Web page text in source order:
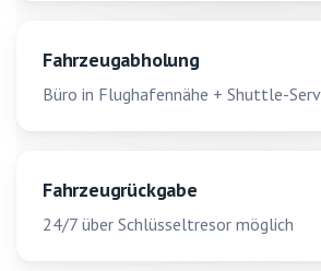
Fahrzeugabholung
Büro in Flughafennähe + Shuttle-
Fahrzeugrückgabe
24/7 über Schlüsseltresor möglich